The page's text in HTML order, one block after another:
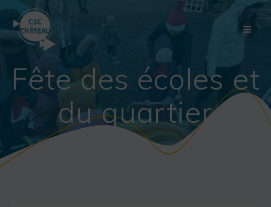
Fête des écoles et
du quartier